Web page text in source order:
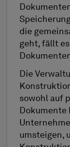
die
geht, fällt
Die
sowohl auf
Dokumente
umsteigen,